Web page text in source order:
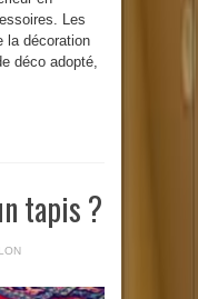
Les
la décoration
déco adopté,
tapis ?